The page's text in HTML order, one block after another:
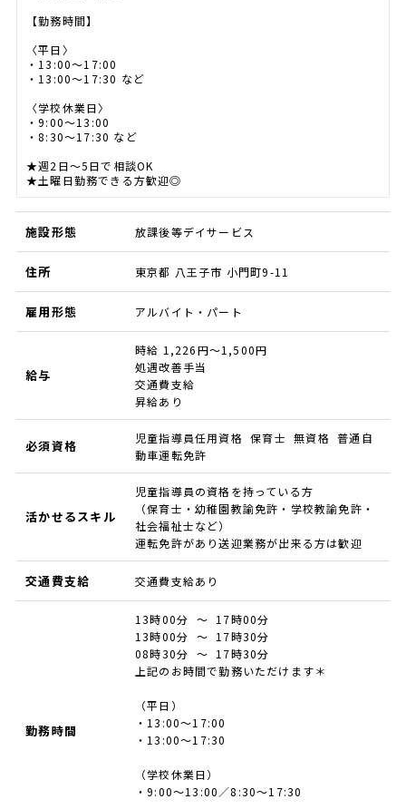
【勤務時間】
〈平日〉
・13:00～17:00
・13:00～17:30 など
〈学校休業日〉
・9:00～13:00
・8:30～17:30 など
★週2日～5日で相談OK
★土曜日勤務できる方歓迎◎
施設形態 放課後等デイサービス
住所 東京都 八王子市 小門町9-11
雇用形態 アルバイト・パート
給与
時給 1,226円～1,500円
処遇改善手当
交通費支給
昇給あり
必須資格
児童指導員任用資格 保育士 無資格 普通自
動車運転免許
活かせるスキル
児童指導員の資格を持っている方
（保育士・幼稚園教諭免許・学校教諭免許・
社会福祉士など）
運転免許があり送迎業務が出来る方は歓迎
交通費支給 交通費支給あり
勤務時間
13時00分 ～ 17時00分
13時00分 ～ 17時30分
08時30分 ～ 17時30分
上記のお時間で勤務いただけます＊
（平日）
・13:00～17:00
・13:00～17:30
（学校休業日）
・9:00～13:00／8:30～17:30